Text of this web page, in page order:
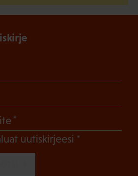
uutiskirjeesi (Pakollinen)